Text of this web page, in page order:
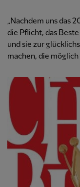
„Nachdem uns das
die Pflicht, das
und sie zur
machen, die möglich